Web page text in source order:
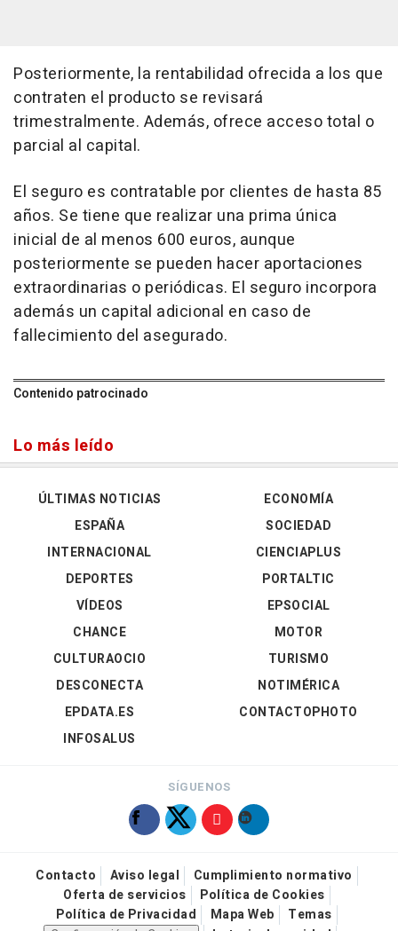
Posteriormente, la rentabilidad ofrecida a los que
contraten el producto se revisará
trimestralmente. Además, ofrece acceso total o
parcial al capital.
El seguro es contratable por clientes de hasta 85
años. Se tiene que realizar una prima única
inicial de al menos 600 euros, aunque
posteriormente se pueden hacer aportaciones
extraordinarias o periódicas. El seguro incorpora
además un capital adicional en caso de
fallecimiento del asegurado.
Contenido patrocinado
Lo más leído
ÚLTIMAS NOTICIAS
ESPAÑA
INTERNACIONAL
DEPORTES
VÍDEOS
ECONOMÍA
SOCIEDAD
CIENCIAPLUS
PORTALTIC
EPSOCIAL
CHANCE
CULTURAOCIO
DESCONECTA
EPDATA.ES
INFOSALUS
MOTOR
TURISMO
NOTIMÉRICA
CONTACTOPHOTO
SÍGUENOS
Contacto Aviso legal
Cumplimiento normativo
Oferta de servicios
Política de Cookies
Política de Privacidad
Mapa Web
Temas